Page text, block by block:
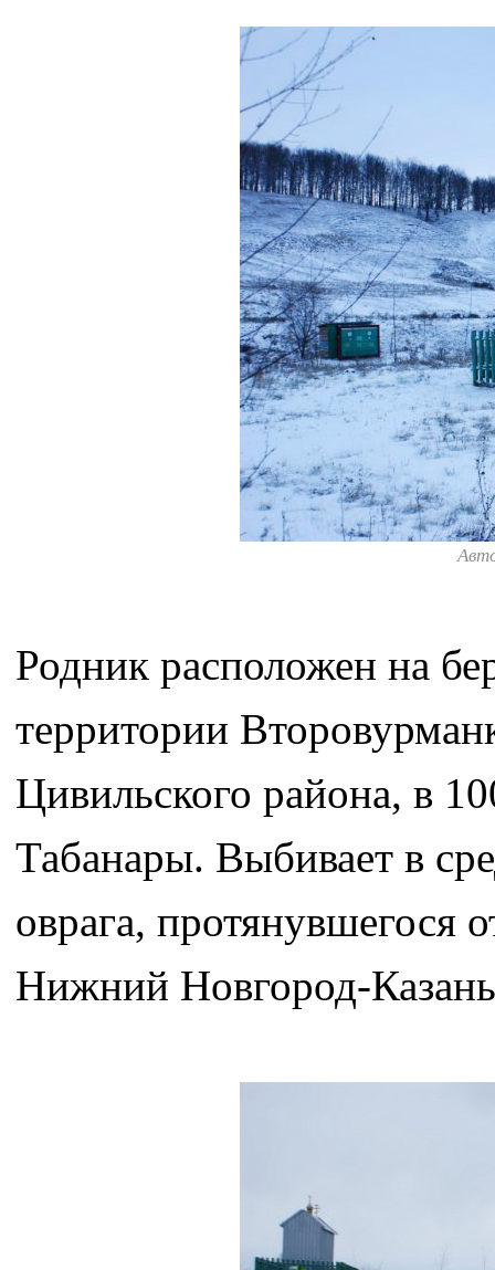
Родник расположен на
территории
Цивильского района, в
Табанары. Выбивает в
оврага, протянувшегося
Нижний Новгород-